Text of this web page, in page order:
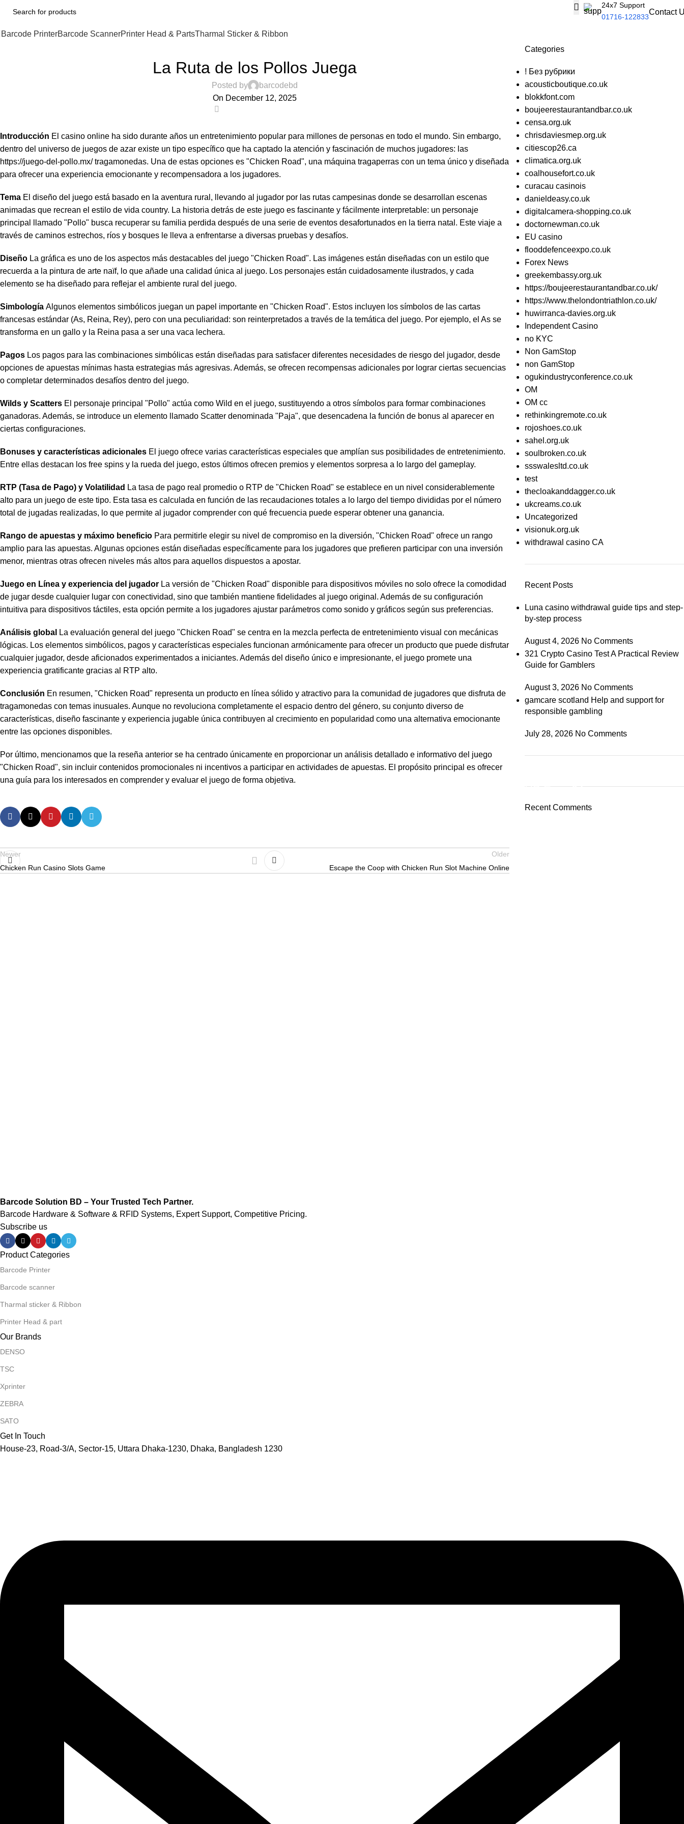
24x7 Support
01716-122833
Contact
Barcode PrinterBarcode ScannerPrinter Head & PartsTharmal Sticker & Ribbon
La Ruta de los Pollos Juega
Posted by
barcodebd
On December 12, 2025
Introducción El casino online ha sido durante años un entretenimiento popular para millones de personas en todo el mundo. Sin embargo,
dentro del universo de juegos de azar existe un tipo específico que ha captado la atención y fascinación de muchos jugadores: las
https://juego-del-pollo.mx/tragamonedas. Una de estas opciones es "Chicken Road", una máquina tragaperras con un tema único y diseñada
para ofrecer una experiencia emocionante y recompensadora a los jugadores.
Tema El diseño del juego está basado en la aventura rural, llevando al jugador por las rutas campesinas donde se desarrollan escenas
animadas que recrean el estilo de vida country. La historia detrás de este juego es fascinante y fácilmente interpretable: un personaje
principal llamado "Pollo" busca recuperar su familia perdida después de una serie de eventos desafortunados en la tierra natal. Este viaje a
través de caminos estrechos, ríos y bosques le lleva a enfrentarse a diversas pruebas y desafíos.
Diseño La gráfica es uno de los aspectos más destacables del juego "Chicken Road". Las imágenes están diseñadas con un estilo que
recuerda a la pintura de arte naïf, lo que añade una calidad única al juego. Los personajes están cuidadosamente ilustrados, y cada
elemento se ha diseñado para reflejar el ambiente rural del juego.
Simbología Algunos elementos simbólicos juegan un papel importante en "Chicken Road". Estos incluyen los símbolos de las cartas
francesas estándar (As, Reina, Rey), pero con una peculiaridad: son reinterpretados a través de la temática del juego. Por ejemplo, el As se
transforma en un gallo y la Reina pasa a ser una vaca lechera.
Pagos Los pagos para las combinaciones simbólicas están diseñadas para satisfacer diferentes necesidades de riesgo del jugador, desde
opciones de apuestas mínimas hasta estrategias más agresivas. Además, se ofrecen recompensas adicionales por lograr ciertas secuencias
o completar determinados desafíos dentro del juego.
Wilds y Scatters El personaje principal "Pollo" actúa como Wild en el juego, sustituyendo a otros símbolos para formar combinaciones
ganadoras. Además, se introduce un elemento llamado Scatter denominada "Paja", que desencadena la función de bonus al aparecer en
ciertas configuraciones.
Bonuses y características adicionales El juego ofrece varias características especiales que amplían sus posibilidades de entretenimiento.
Entre ellas destacan los free spins y la rueda del juego, estos últimos ofrecen premios y elementos sorpresa a lo largo del gameplay.
RTP (Tasa de Pago) y Volatilidad La tasa de pago real promedio o RTP de "Chicken Road" se establece en un nivel considerablemente
alto para un juego de este tipo. Esta tasa es calculada en función de las recaudaciones totales a lo largo del tiempo divididas por el número
total de jugadas realizadas, lo que permite al jugador comprender con qué frecuencia puede esperar obtener una ganancia.
Rango de apuestas y máximo beneficio Para permitirle elegir su nivel de compromiso en la diversión, "Chicken Road" ofrece un rango
amplio para las apuestas. Algunas opciones están diseñadas específicamente para los jugadores que prefieren participar con una inversión
menor, mientras otras ofrecen niveles más altos para aquellos dispuestos a apostar.
Juego en Línea y experiencia del jugador La versión de "Chicken Road" disponible para dispositivos móviles no solo ofrece la comodidad
de jugar desde cualquier lugar con conectividad, sino que también mantiene fidelidades al juego original. Además de su configuración
intuitiva para dispositivos táctiles, esta opción permite a los jugadores ajustar parámetros como sonido y gráficos según sus preferencias.
Análisis global
La evaluación general del juego "Chicken Road" se centra en la mezcla perfecta de entretenimiento visual con mecánicas
lógicas. Los elementos simbólicos, pagos y características especiales funcionan armónicamente para ofrecer un producto que puede disfrutar
cualquier jugador, desde aficionados experimentados a iniciantes. Además del diseño único e impresionante, el juego promete una
experiencia gratificante gracias al RTP alto.
Conclusión En resumen, "Chicken Road" representa un producto en línea sólido y atractivo para la comunidad de jugadores que disfruta de
tragamonedas con temas inusuales. Aunque no revoluciona completamente el espacio dentro del género, su conjunto diverso de
características, diseño fascinante y experiencia jugable única contribuyen al crecimiento en popularidad como una alternativa emocionante
entre las opciones disponibles.
Por último, mencionamos que la reseña anterior se ha centrado únicamente en proporcionar un análisis detallado e informativo del juego
"Chicken Road", sin incluir contenidos promocionales ni incentivos a participar en actividades de apuestas. El propósito principal es ofrecer
una guía para los interesados en comprender y evaluar el juego de forma objetiva.
Newer
Chicken Run Casino Slots Game
Older
Escape the Coop with Chicken Run Slot Machine Online
Categories
! Без рубрики
acousticboutique.co.uk
blokkfont.com
boujeerestaurantandbar.co.uk
censa.org.uk
chrisdaviesmep.org.uk
citiescop26.ca
climatica.org.uk
coalhousefort.co.uk
curacau casinois
danieldeasy.co.uk
digitalcamera-shopping.co.uk
doctornewman.co.uk
EU casino
flooddefenceexpo.co.uk
Forex News
greekembassy.org.uk
https://boujeerestaurantandbar.co.uk/
https://www.thelondontriathlon.co.uk/
huwirranca-davies.org.uk
Independent Casino
no KYC
Non GamStop
non GamStop
ogukindustryconference.co.uk
OM
OM cc
rethinkingremote.co.uk
rojoshoes.co.uk
sahel.org.uk
soulbroken.co.uk
ssswalesltd.co.uk
test
thecloakanddagger.co.uk
ukcreams.co.uk
Uncategorized
visionuk.org.uk
withdrawal casino CA
Recent Posts
Luna casino withdrawal guide tips and step-
by-step process
August 4, 2026 No Comments
321 Crypto Casino Test A Practical Review
Guide for Gamblers
August 3, 2026 No Comments
gamcare scotland Help and support for
responsible gambling
July 28, 2026 No Comments
HP Envy 34
Recent Comments
Barcode Solution BD – Your Trusted Tech Partner.
Barcode Hardware & Software & RFID Systems, Expert Support, Competitive Pricing.
Subscribe us
Product Categories
Barcode Printer
Barcode scanner
Tharmal sticker & Ribbon
Printer Head & part
Our Brands
DENSO
TSC
Xprinter
ZEBRA
SATO
Get In Touch
House-23, Road-3/A, Sector-15, Uttara Dhaka-1230, Dhaka, Bangladesh 1230